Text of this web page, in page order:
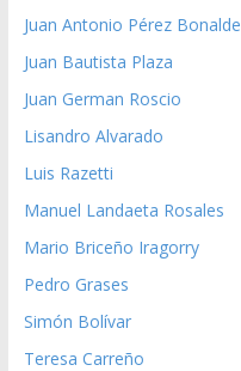
Juan Antonio Pérez Bonalde
Juan Bautista Plaza
Juan German Roscio
Lisandro Alvarado
Luis Razetti
Manuel Landaeta Rosales
Mario Briceño Iragorry
Pedro Grases
Simón Bolívar
Teresa Carreño